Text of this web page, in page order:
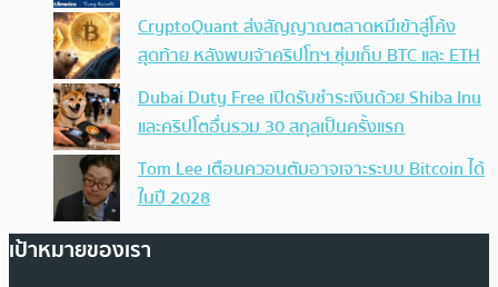
CryptoQuant ส่งสัญญาณตลาดหมีเข้าสู่โค้ง
สุดท้าย หลังพบเจ้าคริปโทฯ ซุ่มเก็บ BTC และ ETH
Dubai Duty Free เปิดรับชำระเงินด้วย Shiba Inu
และคริปโตอื่นรวม 30 สกุลเป็นครั้งแรก
Tom Lee เตือนควอนตัมอาจเจาะระบบ Bitcoin ได้
ในปี 2028
เป้าหมายของเรา